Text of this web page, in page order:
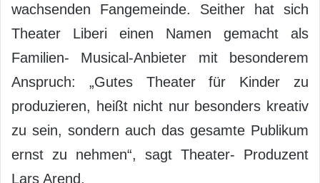
wachsenden Fangemeinde. Seither hat sich
Theater Liberi einen Namen gemacht als
Familien- Musical-Anbieter mit besonderem
Anspruch: „Gutes Theater für Kinder zu
produzieren, heißt nicht nur besonders kreativ
zu sein, sondern auch das gesamte Publikum
ernst zu nehmen“, sagt Theater- Produzent
Lars Arend.